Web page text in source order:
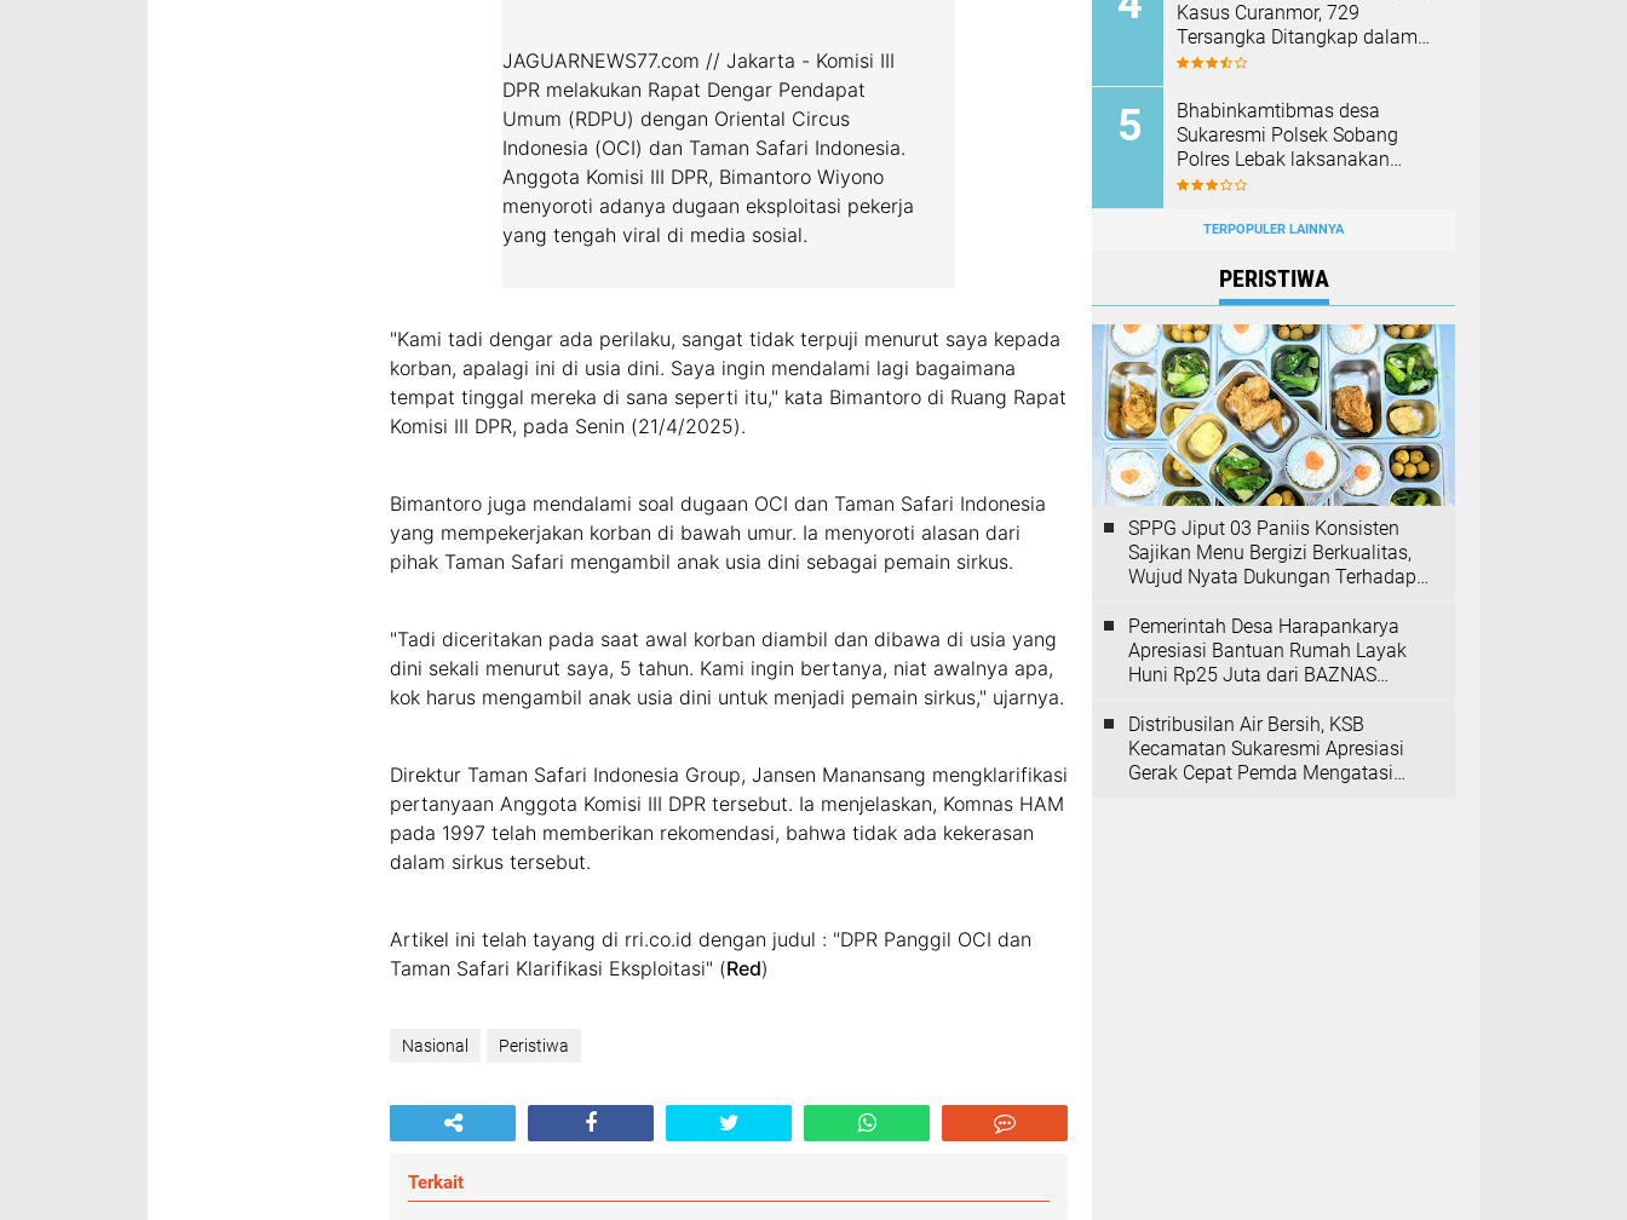
JAGUARNEWS77.com // Jakarta - Komisi III
DPR melakukan Rapat Dengar Pendapat
Umum (RDPU) dengan Oriental Circus
Indonesia (OCI) dan Taman Safari Indonesia.
Anggota Komisi III DPR, Bimantoro Wiyono
menyoroti adanya dugaan eksploitasi pekerja
yang tengah viral di media sosial.
"Kami tadi dengar ada perilaku, sangat tidak terpuji menurut saya kepada
korban, apalagi ini di usia dini. Saya ingin mendalami lagi bagaimana
tempat tinggal mereka di sana seperti itu," kata Bimantoro di Ruang Rapat
Komisi III DPR, pada Senin (21/4/2025).
Bimantoro juga mendalami soal dugaan OCI dan Taman Safari Indonesia
yang mempekerjakan korban di bawah umur. Ia menyoroti alasan dari
pihak Taman Safari mengambil anak usia dini sebagai pemain sirkus.
"Tadi diceritakan pada saat awal korban diambil dan dibawa di usia yang
dini sekali menurut saya, 5 tahun. Kami ingin bertanya, niat awalnya apa,
kok harus mengambil anak usia dini untuk menjadi pemain sirkus," ujarnya.
Direktur Taman Safari Indonesia Group, Jansen Manansang mengklarifikasi
pertanyaan Anggota Komisi III DPR tersebut. Ia menjelaskan, Komnas HAM
pada 1997 telah memberikan rekomendasi, bahwa tidak ada kekerasan
dalam sirkus tersebut.
Artikel ini telah tayang di rri.co.id dengan judul : "DPR Panggil OCI dan
Taman Safari Klarifikasi Eksploitasi" (Red)
Nasional Peristiwa
Terkait
Kasus Curanmor, 729
Tersangka Ditangkap dalam
Operasi Berantas Jaya 2026‎
Bhabinkamtibmas desa
Sukaresmi Polsek Sobang
Polres Lebak laksanakan
Sambang di Desa binaanya
TERPOPULER LAINNYA
PERISTIWA
SPPG Jiput 03 Paniis Konsisten
Sajikan Menu Bergizi Berkualitas,
Wujud Nyata Dukungan Terhadap
Pemerintah Desa Harapankarya
Apresiasi Bantuan Rumah Layak
Huni Rp25 Juta dari BAZNAS
Distribusilan Air Bersih, KSB
Kecamatan Sukaresmi Apresiasi
Gerak Cepat Pemda Mengatasi